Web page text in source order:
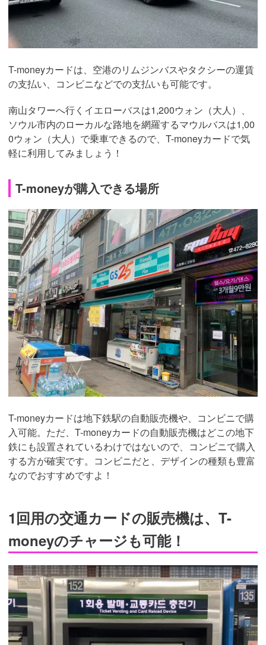
T-moneyカードは、空港のリムジンバスやタクシーの運賃
の支払い、コンビニなどでの支払いも可能です。
南山タワーへ行くイエローバスは1,200ウォン（大人）、
ソウル市内のローカルな路地を網羅するマウルバスは1,00
0ウォン（大人）で乗車できるので、T-moneyカードで気
軽に利用してみましょう！
T-moneyが購入できる場所
T-moneyカードは地下鉄駅の自動販売機や、コンビニで購
入可能。ただ、T-moneyカードの自動販売機はどこの地下
鉄にも設置されているわけではないので、コンビニで購入
する方が確実です。コンビニだと、デザインの種類も豊富
なのでおすすめですよ！
1回用の交通カードの販売機は、T-
moneyのチャージも可能！